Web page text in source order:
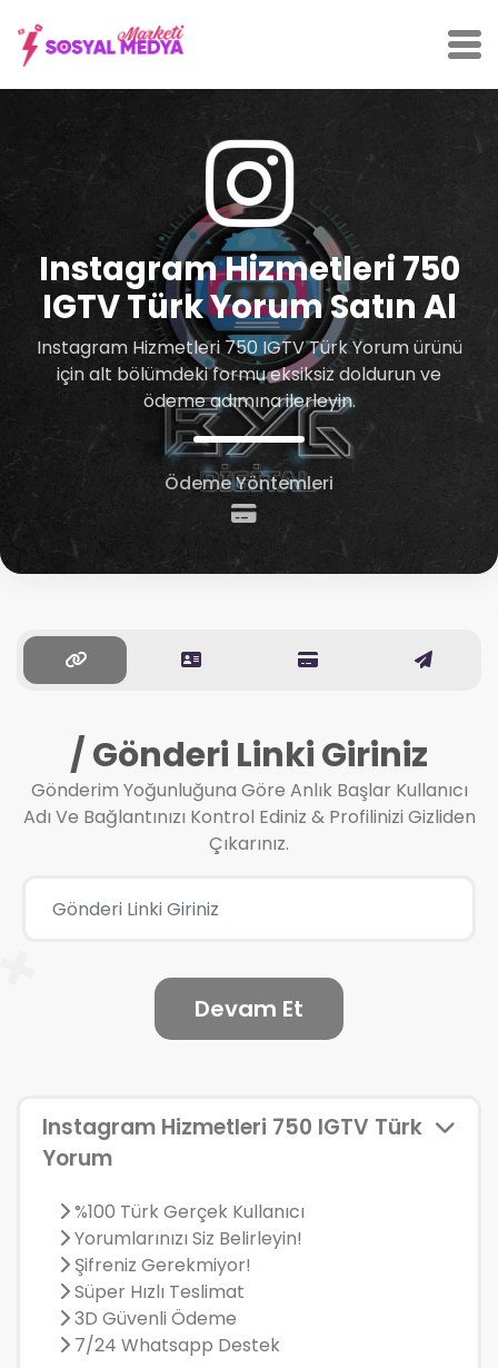
Instagram Hizmetleri 750
IGTV Türk Yorum Satın Al
Instagram Hizmetleri 750 IGTV Türk Yorum ürünü
için alt bölümdeki formu eksiksiz doldurun ve
ödeme adımına ilerleyin.
Ödeme Yöntemleri
Instagram Hizmetleri 750 IGTV Türk
Yorum
%100 Türk Gerçek Kullanıcı
Yorumlarınızı Siz Belirleyin!
Şifreniz Gerekmiyor!
Süper Hızlı Teslimat
3D Güvenli Ödeme
7/24 Whatsapp Destek
/ Gönderi Linki Giriniz
Gönderim Yoğunluğuna Göre Anlık Başlar Kullanıcı
Adı Ve Bağlantınızı Kontrol Ediniz & Profilinizi Gizliden
Çıkarınız.
Devam Et